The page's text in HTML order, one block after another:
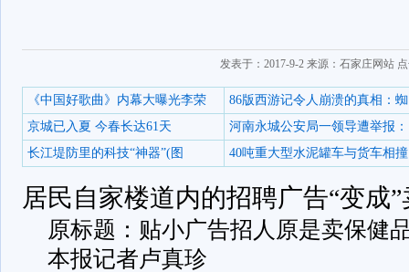
发表于：2017-9-2 来源：石家庄网站
《中国好歌曲》内幕大曝光李荣
86版西游记令人崩溃的真相：蜘
京城已入夏 今春长达61天
河南永城公安局一领导遭举报：
长江堤防里的科技“神器”(图
40吨重大型水泥罐车与货车相撞
居民自家楼道内的招聘广告“变成
原标题：贴小广告招人原是卖保健
本报记者卢真珍